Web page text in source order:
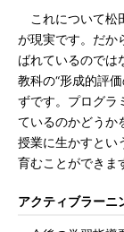
これについて松
が現実です。だか
ばれているのでは
教科の“形成的評
ずです。プログラ
ているのかどうか
授業に生かすとい
育むことができま
アクティブラーニ